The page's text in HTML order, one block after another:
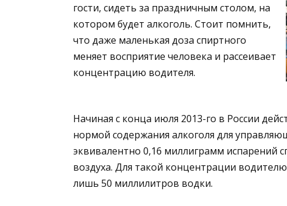
гости, сидеть за праздничным столом, на
котором будет алкоголь. Стоит помнить,
что даже маленькая доза спиртного
меняет восприятие человека и рассеивает
концентрацию водителя.
Начиная с конца июля 2013-го в России
нормой содержания алкоголя для
эквивалентно 0,16 миллиграмм испарений
воздуха. Для такой концентрации
лишь 50 миллилитров водки.